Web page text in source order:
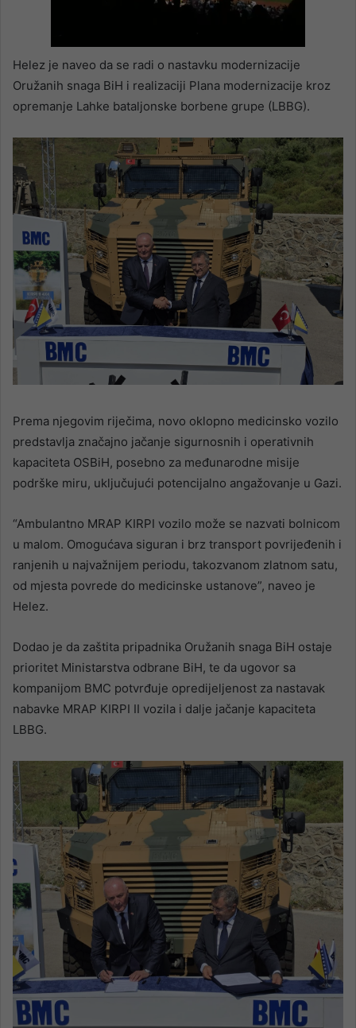
Helez je naveo da se radi o nastavku modernizacije
Oružanih snaga BiH i realizaciji Plana modernizacije kroz
opremanje Lahke bataljonske borbene grupe (LBBG).
Prema njegovim riječima, novo oklopno medicinsko vozilo
predstavlja značajno jačanje sigurnosnih i operativnih
kapaciteta OSBiH, posebno za međunarodne misije
podrške miru, uključujući potencijalno angažovanje u Gazi.
“Ambulantno MRAP KIRPI vozilo može se nazvati bolnicom
u malom. Omogućava siguran i brz transport povrijeđenih i
ranjenih u najvažnijem periodu, takozvanom zlatnom satu,
od mjesta povrede do medicinske ustanove”, naveo je
Helez.
Dodao je da zaštita pripadnika Oružanih snaga BiH ostaje
prioritet Ministarstva odbrane BiH, te da ugovor sa
kompanijom BMC potvrđuje opredijeljenost za nastavak
nabavke MRAP KIRPI II vozila i dalje jačanje kapaciteta
LBBG.